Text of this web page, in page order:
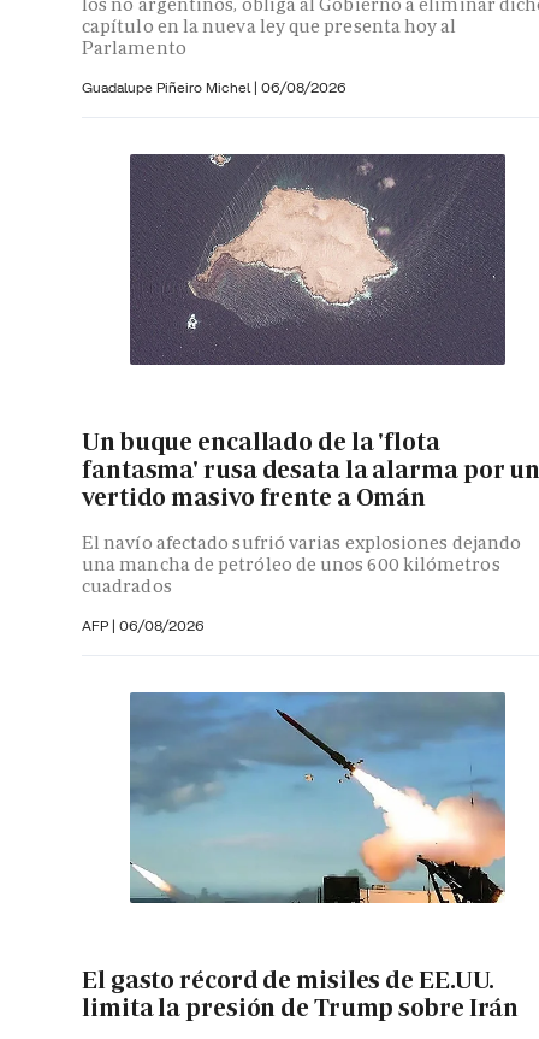
capítulo en la nueva ley que presenta hoy al
Parlamento
Guadalupe Piñeiro Michel | 06/08/2026
Un buque encallado de la 'flota
fantasma' rusa desata la alarma por
vertido masivo frente a Omán
El navío afectado sufrió varias explosiones dejando
una mancha de petróleo de unos 600 kilómetros
cuadrados
AFP | 06/08/2026
El gasto récord de misiles de EE.UU.
limita la presión de Trump sobre Irán